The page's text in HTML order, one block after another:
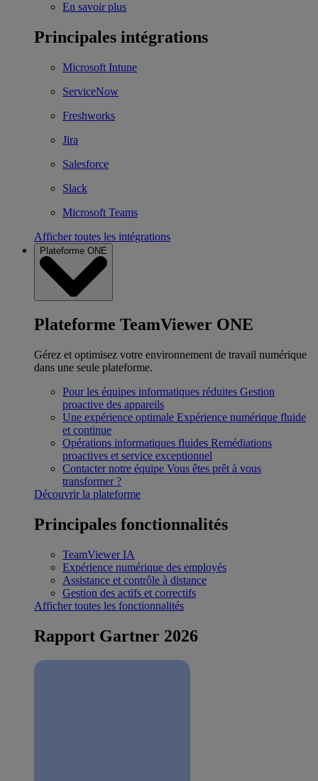
En savoir plus
Principales intégrations
Microsoft Intune
ServiceNow
Freshworks
Jira
Salesforce
Slack
Microsoft Teams
Afficher toutes les intégrations
Plateforme ONE
Plateforme TeamViewer ONE
Gérez et optimisez votre environnement de travail numérique
dans une seule plateforme.
Pour les équipes informatiques réduites Gestion
proactive des appareils
Une expérience optimale Expérience numérique fluide
et continue
Opérations informatiques fluides Remédiations
proactives et service exceptionnel
Contacter notre équipe Vous êtes prêt à vous
transformer ?
Découvrir la plateforme
Principales fonctionnalités
TeamViewer IA
Expérience numérique des employés
Assistance et contrôle à distance
Gestion des actifs et correctifs
Afficher toutes les fonctionnalités
Rapport Gartner 2026